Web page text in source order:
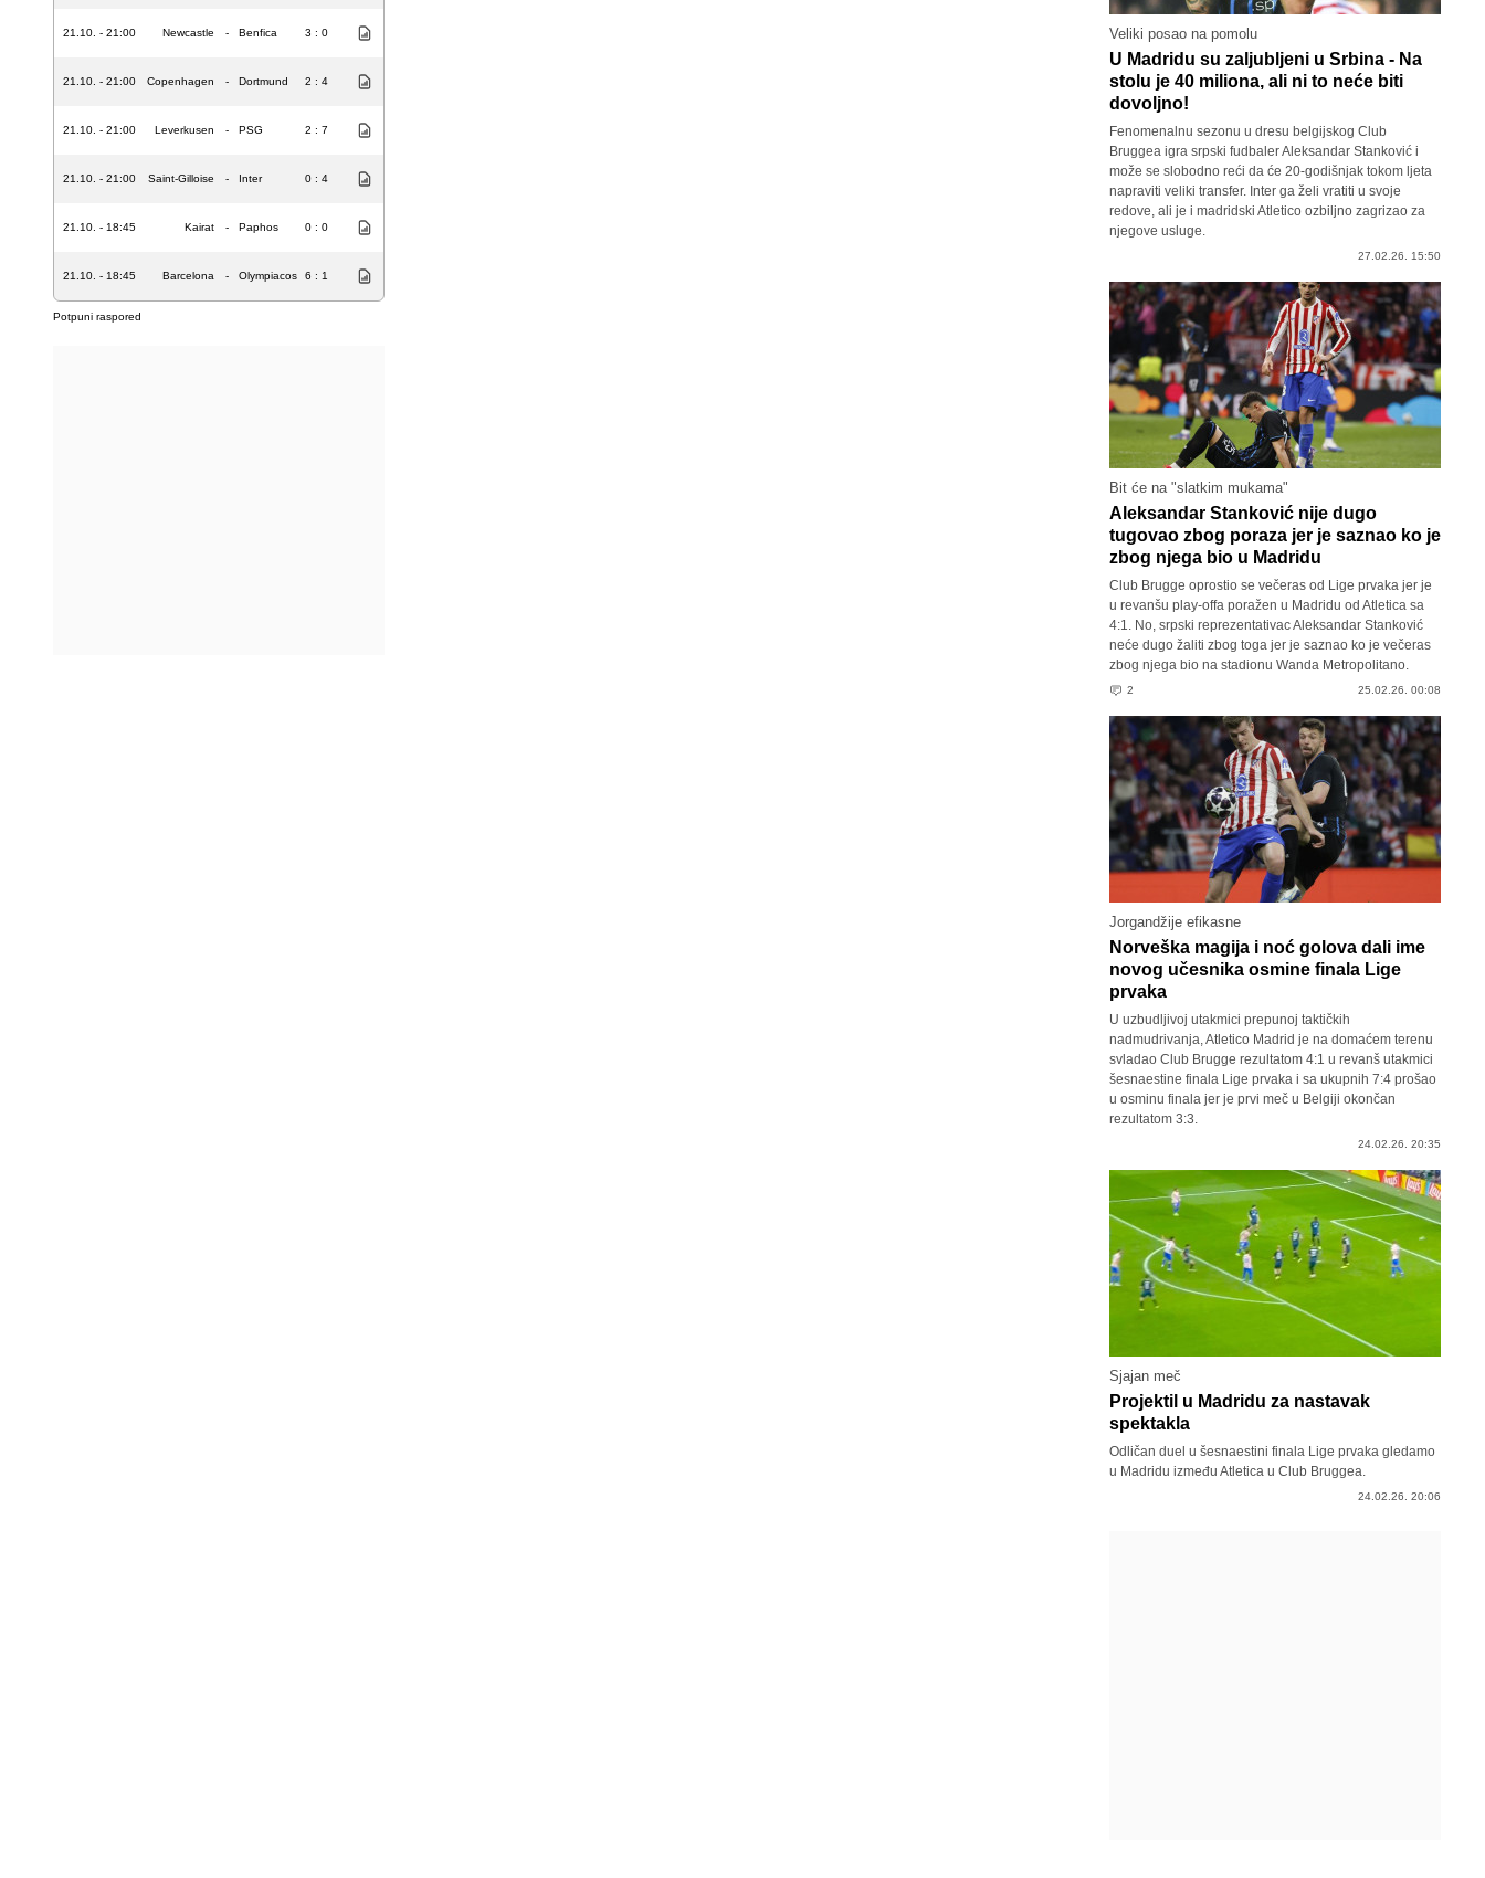
21.10. - 21:00 Newcastle - Benfica 3 : 0
21.10. - 21:00 Copenhagen - Dortmund 2 : 4
21.10. - 21:00 Leverkusen - PSG 2 : 7
21.10. - 21:00 Saint-Gilloise - Inter 0 : 4
21.10. - 18:45 Kairat - Paphos 0 : 0
21.10. - 18:45 Barcelona - Olympiacos 6 : 1
Potpuni raspored
Veliki posao na pomolu
U Madridu su zaljubljeni u Srbina - Na
stolu je 40 miliona, ali ni to neće biti
dovoljno!
Fenomenalnu sezonu u dresu belgijskog Club
Bruggea igra srpski fudbaler Aleksandar Stanković i
može se slobodno reći da će 20-godišnjak tokom ljeta
napraviti veliki transfer. Inter ga želi vratiti u svoje
redove, ali je i madridski Atletico ozbiljno zagrizao za
njegove usluge.
27.02.26. 15:50
Bit će na "slatkim mukama"
Aleksandar Stanković nije dugo
tugovao zbog poraza jer je saznao ko je
zbog njega bio u Madridu
Club Brugge oprostio se večeras od Lige prvaka jer je
u revanšu play-offa poražen u Madridu od Atletica sa
4:1. No, srpski reprezentativac Aleksandar Stanković
neće dugo žaliti zbog toga jer je saznao ko je večeras
zbog njega bio na stadionu Wanda Metropolitano.
2 25.02.26. 00:08
Jorgandžije efikasne
Norveška magija i noć golova dali ime
novog učesnika osmine finala Lige
prvaka
U uzbudljivoj utakmici prepunoj taktičkih
nadmudrivanja, Atletico Madrid je na domaćem terenu
svladao Club Brugge rezultatom 4:1 u revanš utakmici
šesnaestine finala Lige prvaka i sa ukupnih 7:4 prošao
u osminu finala jer je prvi meč u Belgiji okončan
rezultatom 3:3.
24.02.26. 20:35
Sjajan meč
Projektil u Madridu za nastavak
spektakla
Odličan duel u šesnaestini finala Lige prvaka gledamo
u Madridu između Atletica u Club Bruggea.
24.02.26. 20:06